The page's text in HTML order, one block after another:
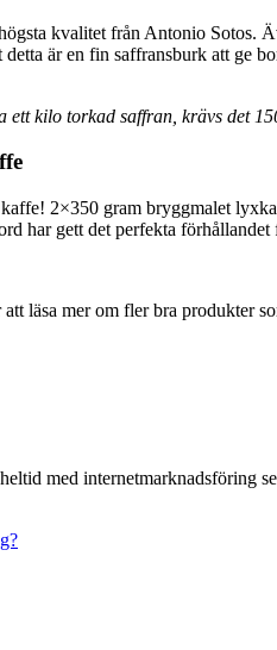
kvalitet från Antonio Sotos.
är en fin saffransburk att ge
kilo torkad saffran, krävs det
kaffe! 2×350 gram bryggmalet
har gett det perfekta
att läsa mer om fler bra
med internetmarknadsföring